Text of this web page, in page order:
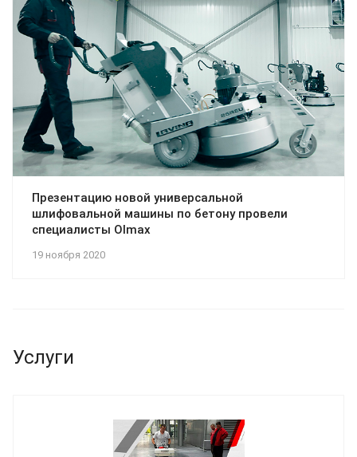
19 ноября 2020
Презентацию новой универсальной
шлифовальной машины по бетону провели
специалисты Olmax
Услуги